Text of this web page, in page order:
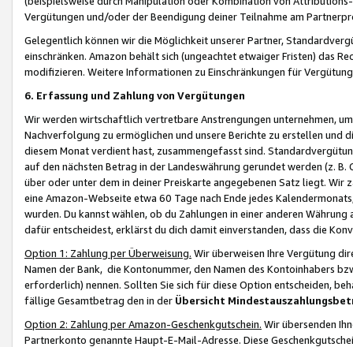
Vergütungen und/oder der Beendigung deiner Teilnahme am
Gelegentlich können wir die Möglichkeit unserer Partner,
einschränken. Amazon behält sich (ungeachtet etwaiger Fristen) das
modifizieren. Weitere Informationen zu Einschränkungen für
6. Erfassung und Zahlung von Vergütungen
Wir werden wirtschaftlich vertretbare Anstrengungen unternehmen,
Nachverfolgung zu ermöglichen und unsere Berichte zu erstellen und
diesem Monat verdient hast, zusammengefasst sind.
auf den nächsten Betrag in der Landeswährung gerundet werden (z.
über oder unter dem in deiner Preiskarte angegebenen Satz liegt.
eine Amazon-Webseite etwa 60 Tage nach Ende jedes
wurden. Du kannst wählen, ob du Zahlungen in einer anderen
dafür entscheidest, erklärst du dich damit einverstanden, dass die
Option 1: Zahlung per Überweisung. Wir überweisen Ihre Vergütung
Namen der Bank, die Kontonummer, den Namen des Kontoinhabers
erforderlich) nennen. Sollten Sie sich für diese Option entscheiden,
fällige Gesamtbetrag den in der Übersicht
Option 2: Zahlung per Amazon-Geschenkgutschein. Wir übersenden
Partnerkonto genannte Haupt-E-Mail-Adresse. Diese